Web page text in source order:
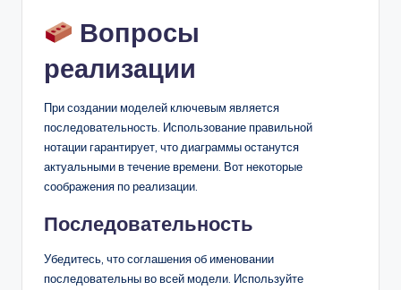
Вопросы
реализации
При создании моделей ключевым является
последовательность. Использование правильной
нотации гарантирует, что диаграммы останутся
актуальными в течение времени. Вот некоторые
соображения по реализации.
Последовательность
Убедитесь, что соглашения об именовании
последовательны во всей модели. Используйте